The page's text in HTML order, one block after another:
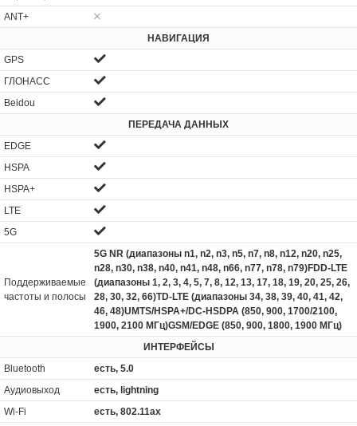
ANT+
НАВИГАЦИЯ
GPS
ГЛОНАСС
Beidou
ПЕРЕДАЧА ДАННЫХ
EDGE
HSPA
HSPA+
LTE
5G
Поддерживаемые
частоты и полосы
5G NR (диапазоны n1, n2, n3, n5, n7, n8, n12, n20, n25,
n28, n30, n38, n40, n41, n48, n66, n77, n78, n79)FDD-LTE
(диапазоны 1, 2, 3, 4, 5, 7, 8, 12, 13, 17, 18, 19, 20, 25, 26,
28, 30, 32, 66)TD‑LTE (диапазоны 34, 38, 39, 40, 41, 42,
46, 48)UMTS/HSPA+/DC-HSDPA (850, 900, 1700/2100,
1900, 2100 МГц)GSM/EDGE (850, 900, 1800, 1900 МГц)
ИНТЕРФЕЙСЫ
Bluetooth
есть, 5.0
Аудиовыход
есть, lightning
Wi-Fi
есть, 802.11ax